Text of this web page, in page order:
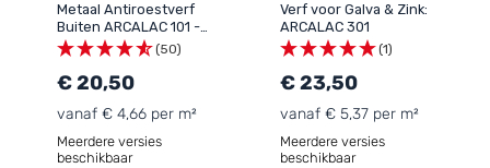
Metaal Antiroestverf
Buiten ARCALAC 101 -
Duurzame Bescherming
IJzer en Staal, Directe
Toepassing op Roest
(50)
€ 20,50
vanaf € 4,66 per m²
Meerdere versies
beschikbaar
Verf voor Galva & Zink:
ARCALAC 301
(1)
€ 23,50
vanaf € 5,37 per m²
Meerdere versies
beschikbaar